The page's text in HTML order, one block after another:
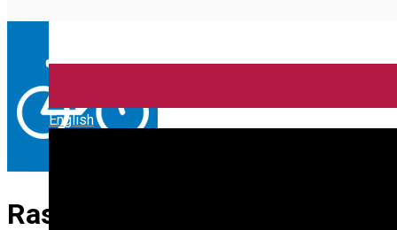
English
Rastel 2 biciclete * Samuel